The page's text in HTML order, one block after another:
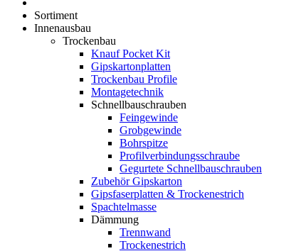
Sortiment
Innenausbau
Trockenbau
Knauf Pocket Kit
Gipskartonplatten
Trockenbau Profile
Montagetechnik
Schnellbauschrauben
Feingewinde
Grobgewinde
Bohrspitze
Profilverbindungsschraube
Gegurtete Schnellbauschrauben
Zubehör Gipskarton
Gipsfaserplatten & Trockenestrich
Spachtelmasse
Dämmung
Trennwand
Trockenestrich